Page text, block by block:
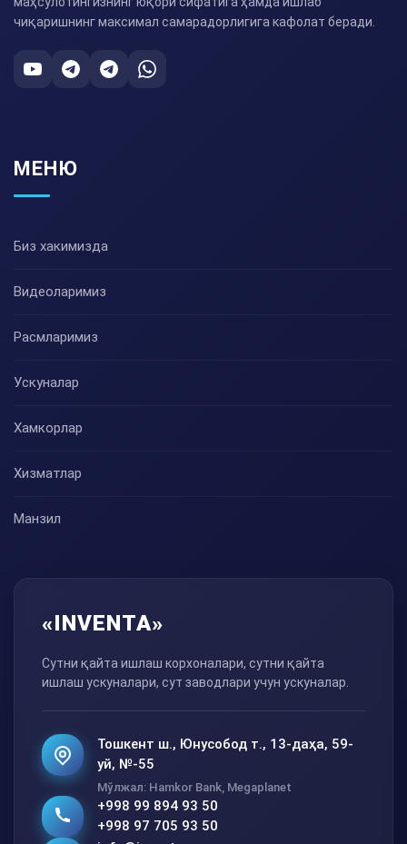
чиқаришнинг максимал самарадорлигига кафолат беради.
МЕНЮ
Биз хакимизда
Видеоларимиз
Расмларимиз
Ускуналар
Хамкорлар
Хизматлар
Манзил
«INVENTA»
Сутни қайта ишлаш корхоналари, сутни қайта
ишлаш ускуналари, сут заводлари учун ускуналар.
Тошкент ш., Юнусобод т., 13-даҳа, 59-
уй, №-55
Мўлжал: Hamkor Bank, Megaplanet
+998 99 894 93 50
+998 97 705 93 50